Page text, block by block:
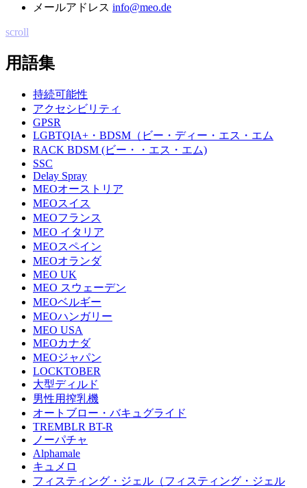
メールアドレス info@meo.de
scroll
用語集
持続可能性
アクセシビリティ
GPSR
LGBTQIA+・BDSM（ビー・ディー・エス・エム
RACK BDSM (ビー・・エス・エム)
SSC
Delay Spray
MEOオーストリア
MEOスイス
MEOフランス
MEO イタリア
MEOスペイン
MEOオランダ
MEO UK
MEO スウェーデン
MEOベルギー
MEOハンガリー
MEO USA
MEOカナダ
MEOジャパン
LOCKTOBER
大型ディルド
男性用搾乳機
オートブロー・バキュグライド
TREMBLR BT-R
ノーパチャ
Alphamale
キュメロ
フィスティング・ジェル（フィスティング・ジェル